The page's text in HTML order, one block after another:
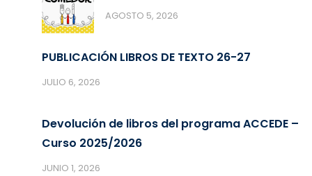
AGOSTO 5, 2026
PUBLICACIÓN LIBROS DE TEXTO 26-27
JULIO 6, 2026
Devolución de libros del programa ACCEDE –
Curso 2025/2026
JUNIO 1, 2026